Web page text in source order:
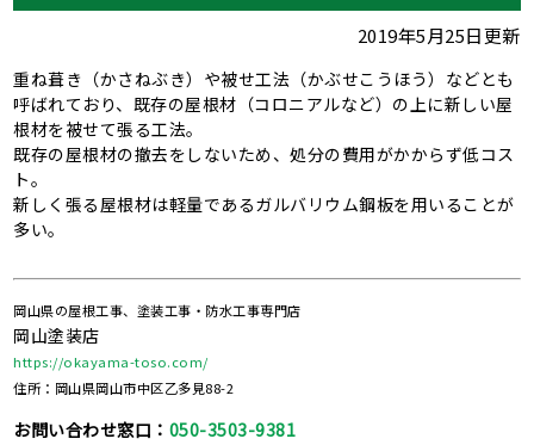
2019年5月25日更新
重ね葺き（かさねぶき）や被せ工法（かぶせこうほう）などとも
呼ばれており、既存の屋根材（コロニアルなど）の上に新しい屋
根材を被せて張る工法。
既存の屋根材の撤去をしないため、処分の費用がかからず低コス
ト。
新しく張る屋根材は軽量であるガルバリウム鋼板を用いることが
多い。
岡山県の屋根工事、塗装工事・防水工事専門店
岡山塗装店
https://okayama-toso.com/
住所：岡山県岡山市中区乙多見88-2
お問い合わせ窓口： 050-3503-9381